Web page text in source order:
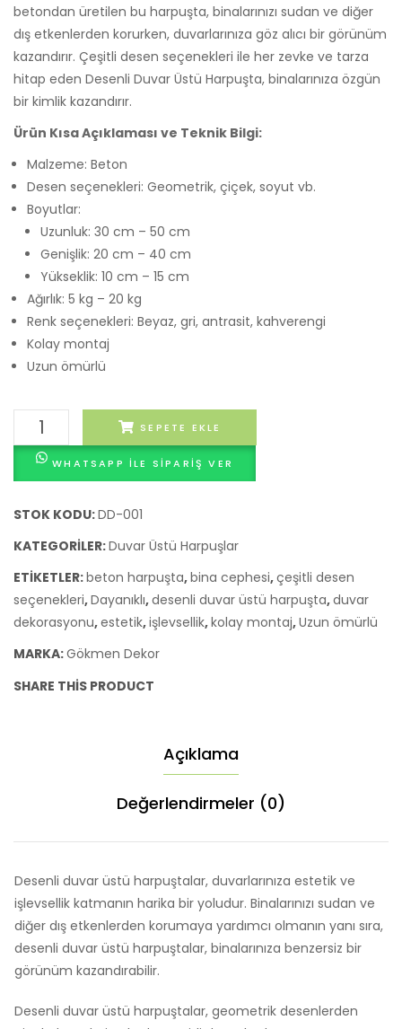
betondan üretilen bu harpuşta, binalarınızı sudan ve diğer
dış etkenlerden korurken, duvarlarınıza göz alıcı bir görünüm
kazandırır. Çeşitli desen seçenekleri ile her zevke ve tarza
hitap eden Desenli Duvar Üstü Harpuşta, binalarınıza özgün
bir kimlik kazandırır.
Ürün Kısa Açıklaması ve Teknik Bilgi:
Malzeme: Beton
Desen seçenekleri: Geometrik, çiçek, soyut vb.
Boyutlar:
Uzunluk: 30 cm – 50 cm
Genişlik: 20 cm – 40 cm
Yükseklik: 10 cm – 15 cm
Ağırlık: 5 kg – 20 kg
Renk seçenekleri: Beyaz, gri, antrasit, kahverengi
Kolay montaj
Uzun ömürlü
Desenli
Duvar
Üstü
adet
SEPETE EKLE
WHATSAPP ILE SIPARIŞ VER
STOK KODU:DD-001
KATEGORILER:Duvar Üstü Harpuşlar
ETIKETLER:beton harpuşta,bina cephesi,çeşitli desen
seçenekleri,Dayanıklı,desenli duvar üstü harpuşta,duvar
dekorasyonu,estetik,işlevsellik,kolay montaj,Uzun ömürlü
MARKA:Gökmen Dekor
SHARE THIS PRODUCT
Açıklama
Değerlendirmeler (0)
Desenli duvar üstü harpuştalar, duvarlarınıza estetik ve
işlevsellik katmanın harika bir yoludur. Binalarınızı sudan ve
diğer dış etkenlerden korumaya yardımcı olmanın yanı sıra,
desenli duvar üstü harpuştalar, binalarınıza benzersiz bir
görünüm kazandırabilir.
Desenli duvar üstü harpuştalar, geometrik desenlerden